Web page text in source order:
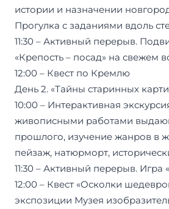
истории и назначении
Прогулка с заданиями вдоль
11:30 – Активный перерыв.
«Крепость – посад» на свежем
12:00 – Квест по Кремлю
День 2. «Тайны старинных
10:00 – Интерактивная
живописными работами
прошлого, изучение жанров в
пейзаж, натюрморт,
11:30 – Активный перерыв. Игра
12:00 – Квест «Осколки
экспозиции Музея